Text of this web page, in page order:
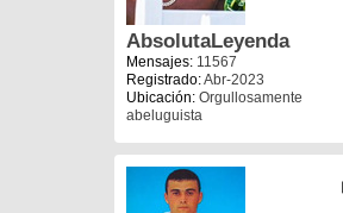
AbsolutaLeyenda
Mensajes: 11567
Registrado:Abr-2023
Ubicación: Orgullosamente
abeluguista